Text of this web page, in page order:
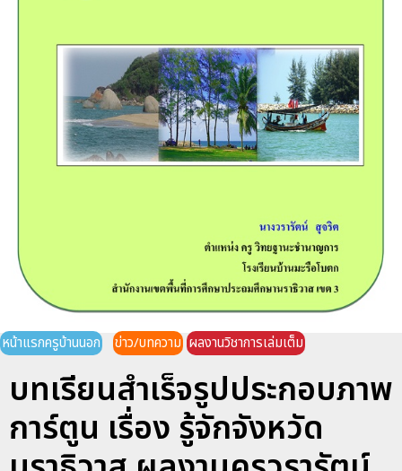
หน้าแรกครูบ้านนอก ข่าว/บทความ ผลงานวิชาการเล่มเต็ม
บทเรียนสําเร็จรูปประกอบภาพ
การ์ตูน เรื่อง รู้จักจังหวัด